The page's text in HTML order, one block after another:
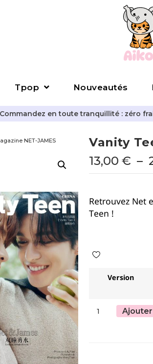
Tpop Nouveautés
Commandez en toute tranquillité : zéro
NET-JAMES
Vanity
13,00 € –
Retrouvez Net
Teen !
Version